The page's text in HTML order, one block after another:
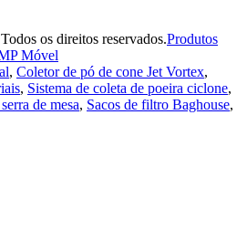
os direitos reservados.Produtos
Móvel
, Coletor de pó de cone Jet Vortex,
, Sistema de coleta de poeira ciclone,
de mesa, Sacos de filtro Baghouse,